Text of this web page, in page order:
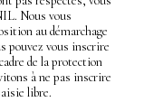
Nous vous
au démarchage
pouvez vous inscrire
de la protection
à ne pas inscrire
libre.